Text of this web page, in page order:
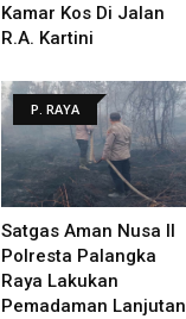
Kamar Kos Di Jalan
R.A. Kartini
P. RAYA
Satgas Aman Nusa II
Polresta Palangka
Raya Lakukan
Pemadaman Lanjutan